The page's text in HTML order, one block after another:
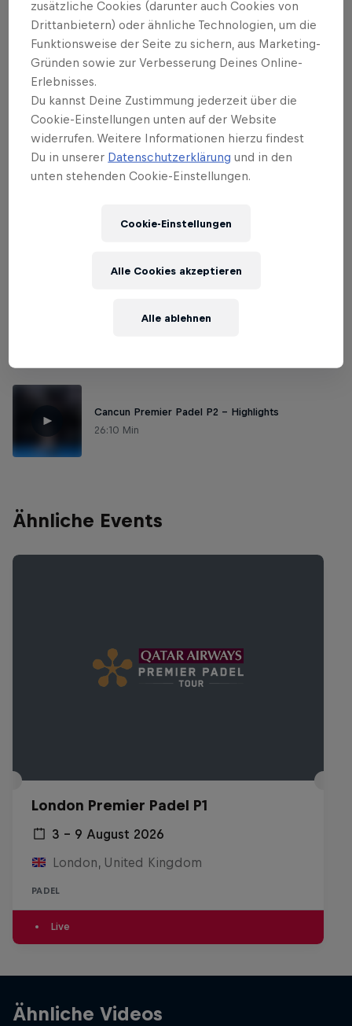
das P2-Turnier mit leidenschaftlicher
lokaler Unterstützung für eine
mitreißende Atmosphäre.
Verfolge vom 16.–22. März alle Matches vom
Viertelfinale bis zum Finale exklusiv auf Red Bull TV.
Die vorherigen Runden sind auf dem Premier Padel
YouTube-Kanal verfügbar.
aktuellen Ergebnissen, Spieler:innen-Updates und
Cancun Premier Padel P2 - Highlights
26:10 Min
Ähnliche Events
London Premier Padel P1
3 – 9 August 2026
London, United Kingdom
PADEL
Live
Ähnliche Videos
zusätzliche Cookies (darunter auch Cookies von
Drittanbietern) oder ähnliche Technologien, um die
Funktionsweise der Seite zu sichern, aus Marketing-
Gründen sowie zur Verbesserung Deines Online-
Erlebnisses.
Du kannst Deine Zustimmung jederzeit über die
Cookie-Einstellungen unten auf der Website
widerrufen. Weitere Informationen hierzu findest
Du in unserer Datenschutzerklärung und in den
unten stehenden Cookie-Einstellungen.
Cookie-Einstellungen
Alle ablehnen
Alle Cookies akzeptieren